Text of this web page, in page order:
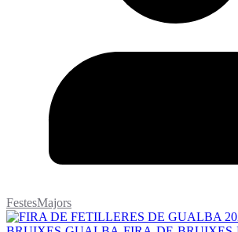
FestesMajors